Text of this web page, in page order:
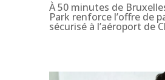
À 50 minutes de
Park renforce l’offre de
sécurisé à l’aéroport de